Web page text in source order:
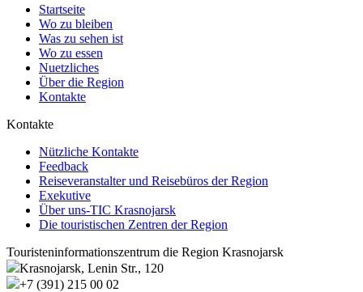
Startseite
Wo zu bleiben
Was zu sehen ist
Wo zu essen
Nuetzliches
Über die Region
Kontakte
Kontakte
Nützliche Kontakte
Feedback
Reiseveranstalter und Reisebüros der Region
Exekutive
Über uns-TIC Krasnojarsk
Die touristischen Zentren der Region
Touristeninformationszentrum die Region Krasnojarsk
Krasnojarsk, Lenin Str., 120
+7 (391) 215 00 02